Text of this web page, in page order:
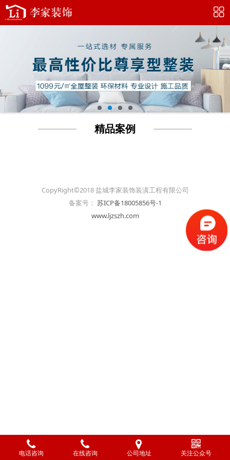
精品案例
CopyRight©2018 盐城李家装饰装潢工程有限公司
备案号： 苏ICP备18005856号-1
www.ljzszh.com
电话咨询 在线咨询 公司地址 关注公众号